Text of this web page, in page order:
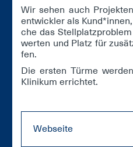
Wir se­hen auch
ent­wick­ler als
che das
wer­ten und Platz für
fen.
Die ers­ten Tür­me
Kli­ni­kum er­rich­tet.
Webseite